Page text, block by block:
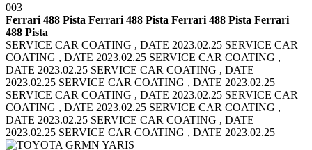
003
Ferrari 488 Pista Ferrari 488 Pista Ferrari 488 Pista Ferrari
488 Pista
SERVICE CAR COATING , DATE 2023.02.25 SERVICE CAR
COATING , DATE 2023.02.25 SERVICE CAR COATING ,
DATE 2023.02.25 SERVICE CAR COATING , DATE
2023.02.25 SERVICE CAR COATING , DATE 2023.02.25
SERVICE CAR COATING , DATE 2023.02.25 SERVICE CAR
COATING , DATE 2023.02.25 SERVICE CAR COATING ,
DATE 2023.02.25 SERVICE CAR COATING , DATE
2023.02.25 SERVICE CAR COATING , DATE 2023.02.25